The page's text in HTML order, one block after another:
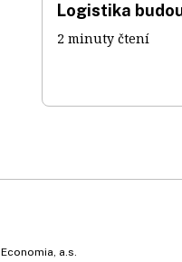
Logistika
2 minuty čtení
Economia, a.s.